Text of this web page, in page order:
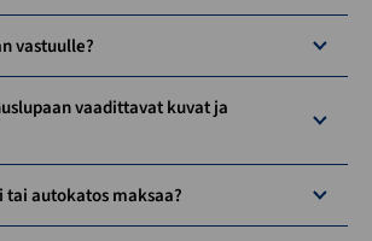
vastuulle?
vaadittavat kuvat ja
autokatos maksaa?